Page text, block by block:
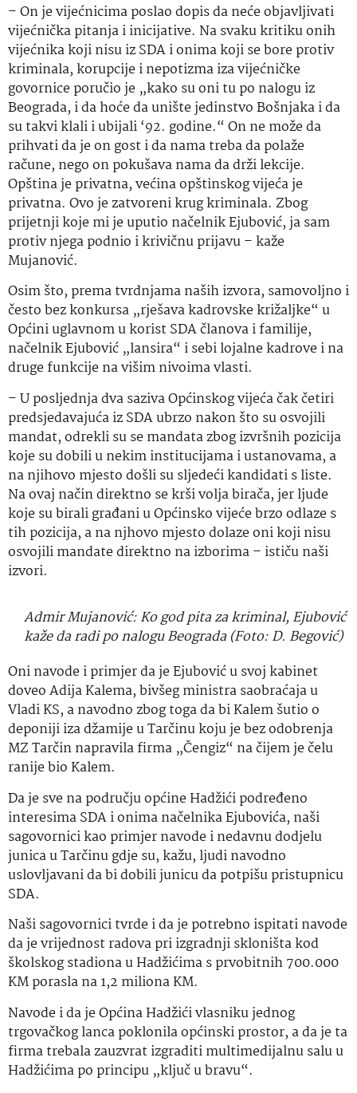
– On je vijećnicima poslao dopis da neće objavljivati
vijećnička pitanja i inicijative. Na svaku kritiku onih
vijećnika koji nisu iz SDA i onima koji se bore protiv
kriminala, korupcije i nepotizma iza vijećničke
govornice poručio je „kako su oni tu po nalogu iz
Beograda, i da hoće da unište jedinstvo Bošnjaka i da
su takvi klali i ubijali ‘92. godine.“ On ne može da
prihvati da je on gost i da nama treba da polaže
račune, nego on pokušava nama da drži lekcije.
Opština je privatna, većina opštinskog vijeća je
privatna. Ovo je zatvoreni krug kriminala. Zbog
prijetnji koje mi je uputio načelnik Ejubović, ja sam
protiv njega podnio i krivičnu prijavu – kaže
Mujanović.
Osim što, prema tvrdnjama naših izvora, samovoljno i
često bez konkursa „rješava kadrovske križaljke“ u
Općini uglavnom u korist SDA članova i familije,
načelnik Ejubović „lansira“ i sebi lojalne kadrove i na
druge funkcije na višim nivoima vlasti.
– U posljednja dva saziva Općinskog vijeća čak četiri
predsjedavajuća iz SDA ubrzo nakon što su osvojili
mandat, odrekli su se mandata zbog izvršnih pozicija
koje su dobili u nekim institucijama i ustanovama, a
na njihovo mjesto došli su sljedeći kandidati s liste.
Na ovaj način direktno se krši volja birača, jer ljude
koje su birali građani u Općinsko vijeće brzo odlaze s
tih pozicija, a na njhovo mjesto dolaze oni koji nisu
osvojili mandate direktno na izborima – ističu naši
izvori.
Admir Mujanović: Ko god pita za kriminal, Ejubović
kaže da radi po nalogu Beograda (Foto: D. Begović)
Oni navode i primjer da je Ejubović u svoj kabinet
doveo Adija Kalema, bivšeg ministra saobraćaja u
Vladi KS, a navodno zbog toga da bi Kalem šutio o
deponiji iza džamije u Tarčinu koju je bez odobrenja
MZ Tarčin napravila firma „Čengiz“ na čijem je čelu
ranije bio Kalem.
Da je sve na području općine Hadžići podređeno
interesima SDA i onima načelnika Ejubovića, naši
sagovornici kao primjer navode i nedavnu dodjelu
junica u Tarčinu gdje su, kažu, ljudi navodno
uslovljavani da bi dobili junicu da potpišu pristupnicu
SDA.
Naši sagovornici tvrde i da je potrebno ispitati navode
da je vrijednost radova pri izgradnji skloništa kod
školskog stadiona u Hadžićima s prvobitnih 700.000
KM porasla na 1,2 miliona KM.
Navode i da je Općina Hadžići vlasniku jednog
trgovačkog lanca poklonila općinski prostor, a da je ta
firma trebala zauzvrat izgraditi multimedijalnu salu u
Hadžićima po principu „ključ u bravu“.